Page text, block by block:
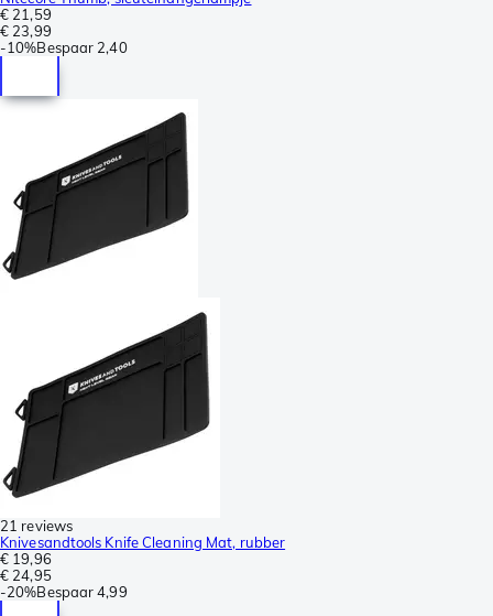
€ 21,59
€ 23,99
-10%Bespaar 2,40
21 reviews
Knivesandtools Knife Cleaning Mat, rubber
€ 19,96
€ 24,95
-20%Bespaar 4,99